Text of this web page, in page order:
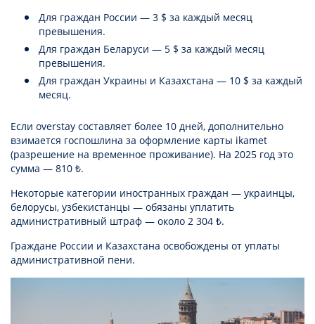
Для граждан России — 3 $ за каждый месяц
превышения.
Для граждан Беларуси — 5 $ за каждый месяц
превышения.
Для граждан Украины и Казахстана — 10 $ за каждый
месяц.
Если overstay составляет более 10 дней, дополнительно
взимается госпошлина за оформление карты ikamet
(разрешение на временное проживание). На 2025 год это
сумма — 810 ₺.
Некоторые категории иностранных граждан — украинцы,
белорусы, узбекистанцы — обязаны уплатить
административный штраф — около 2 304 ₺.
Граждане России и Казахстана освобождены от уплаты
административной пени.